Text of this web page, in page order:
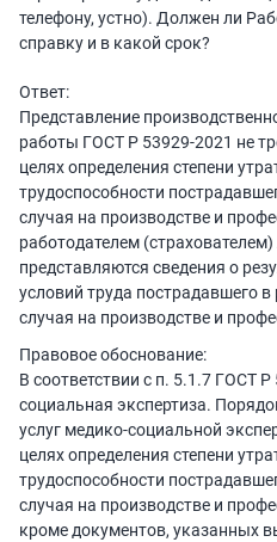
телефону, устно). Должен ли
справку и в какой срок?
Ответ:
Представление
работы ГОСТ Р 53929-2021 не
целях определения степени
трудоспособности
случая на производстве и
работодателем
представляются сведения о
условий труда пострадавшего в
случая на производстве и
Правовое обоснование:
В соответствии с п. 5.1.7 ГОСТ
социальная экспертиза.
услуг медико-социальной
целях определения степени
трудоспособности
случая на производстве и
кроме документов, указанных